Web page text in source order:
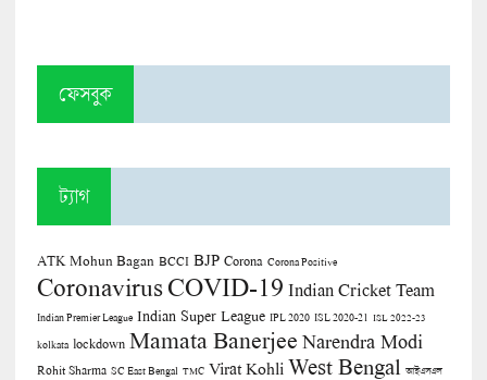
ফেসবুক
ট্যাগ
ATK Mohun Bagan BCCI BJP Corona Corona Positive
CoronavirusCOVID-19 Indian Cricket Team
Indian Premier League Indian Super League IPL 2020 ISL 2020-21 ISL 2022-23
kolkata lockdown Mamata Banerjee Narendra Modi
Rohit Sharma SC East Bengal TMC Virat Kohli West Bengal আইএসএল